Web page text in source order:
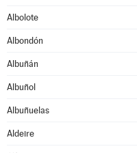
Albolote
Albondón
Albuñán
Albuñol
Albuñuelas
Aldeire